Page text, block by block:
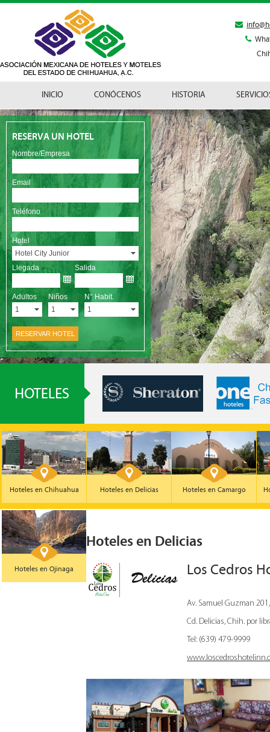
INICIO CONÓCENOS HISTORIA
Hoteles en Chihuahua Hoteles en Delicias Hoteles en Camargo
Hoteles en Ojinaga
Hoteles en Delicias
Los Cedros
Av. Samuel Guzman
Cd. Delicias, Chih. por
Tel: (639) 479-9999